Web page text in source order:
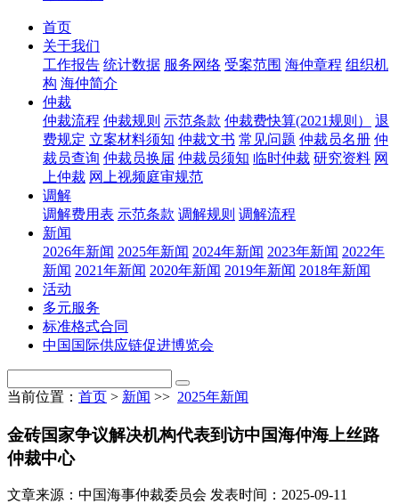
首页
关于我们
工作报告 统计数据 服务网络 受案范围 海仲章程 组织机
构 海仲简介
仲裁
仲裁流程 仲裁规则 示范条款 仲裁费快算(2021规则）
退
费规定 立案材料须知 仲裁文书 常见问题 仲裁员名册 仲
裁员查询 仲裁员换届 仲裁员须知 临时仲裁 研究资料 网
上仲裁 网上视频庭审规范
调解
调解费用表 示范条款 调解规则 调解流程
新闻
2026年新闻 2025年新闻 2024年新闻 2023年新闻 2022年
新闻 2021年新闻 2020年新闻 2019年新闻 2018年新闻
活动
多元服务
标准格式合同
中国国际供应链促进博览会
当前位置： 首页 > 新闻 >> 2025年新闻
金砖国家争议解决机构代表到访中国海仲海上丝路
仲裁中心
文章来源：中国海事仲裁委员会 发表时间：2025-09-11